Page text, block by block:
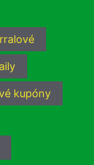
kupóny